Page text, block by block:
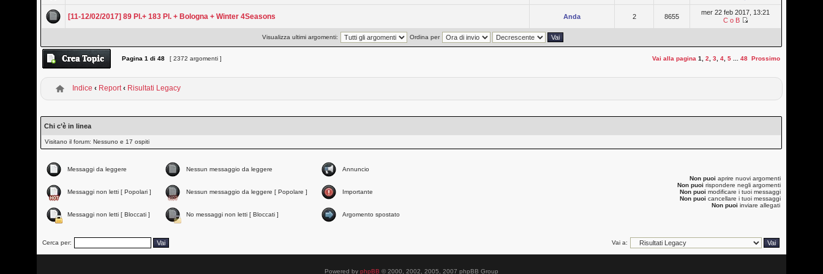
[11-12/02/2017] 89 Pl.+ 183 Pl. + Bologna + Winter 4Seasons Anda 2 8655
mer 22 feb 2017, 13:21
C o B
Visualizza ultimi argomenti: Ordina per
Pagina1 di48 [ 2372 argomenti ] Vai alla pagina 1 ,2 ,3 ,4 ,5 ...48 Prossimo
Indice ‹ Report ‹ Risultati Legacy
Chi c’è in linea
Visitano il forum: Nessuno e 17 ospiti
Messaggi da leggere Nessun messaggio da leggere Annuncio
Messaggi non letti [ Popolari ] Nessun messaggio da leggere [ Popolare ] Importante
Messaggi non letti [ Bloccati ] No messaggi non letti [ Bloccati ] Argomento spostato
Non puoi aprire nuovi argomenti
Non puoi rispondere negli argomenti
Non puoi modificare i tuoi messaggi
Non puoi cancellare i tuoi messaggi
Non puoi inviare allegati
Cerca per: Vai a:
Powered by phpBB © 2000, 2002, 2005, 2007 phpBB Group